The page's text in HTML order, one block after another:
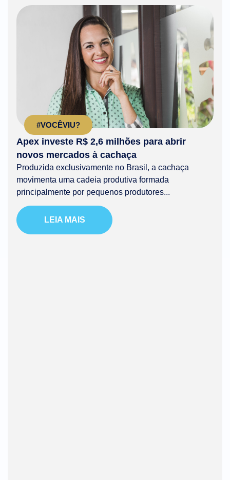
#VOCÊVIU?
Apex investe R$ 2,6 milhões para abrir
novos mercados à cachaça
Produzida exclusivamente no Brasil, a cachaça
movimenta uma cadeia produtiva formada
principalmente por pequenos produtores...
LEIA MAIS